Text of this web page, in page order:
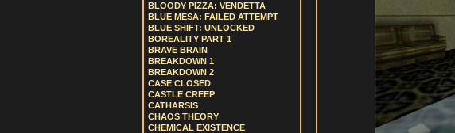
BLOODY PIZZA: VENDETTA
BLUE MESA: FAILED ATTEMPT
BLUE SHIFT: UNLOCKED
BOREALITY PART 1
BRAVE BRAIN
BREAKDOWN 1
BREAKDOWN 2
CASE CLOSED
CASTLE CREEP
CATHARSIS
CHAOS THEORY
CHEMICAL EXISTENCE